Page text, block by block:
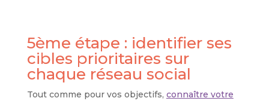
5ème étape : identifier ses
cibles prioritaires sur
chaque réseau social
Tout comme pour vos objectifs, connaître votre